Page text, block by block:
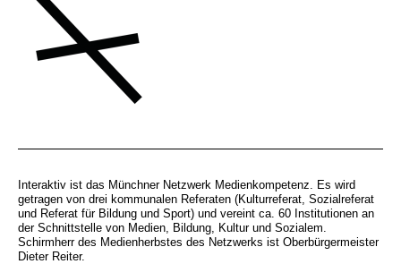
Interaktiv ist das Münchner Netzwerk Medienkompetenz. Es wird
getragen von drei kommunalen Referaten (Kulturreferat, Sozialreferat
und Referat für Bildung und Sport) und vereint ca. 60 Institutionen an
der Schnittstelle von Medien, Bildung, Kultur und Sozialem.
Schirmherr des Medienherbstes des Netzwerks ist Oberbürgermeister
Dieter Reiter.